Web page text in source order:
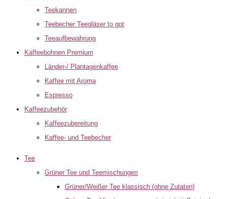
Teekannen
Teebecher Teegläser to got
Teeaufbewahrung
Kaffeebohnen Premium
Länder-/ Plantagenkaffee
Kaffee mit Aroma
Espresso
Kaffeezubehör
Kaffeezubereitung
Kaffee- und Teebecher
Tee
Grüner Tee und Teemischungen
Grüner/Weißer Tee klassisch (ohne Zutaten)